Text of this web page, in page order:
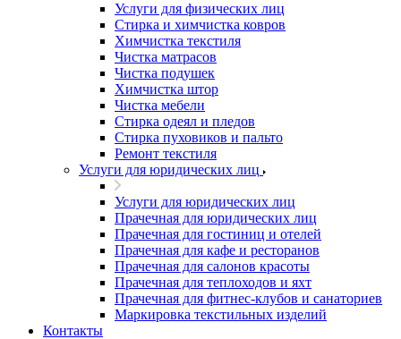
Услуги для физических лиц
Стирка и химчистка ковров
Химчистка текстиля
Чистка матрасов
Чистка подушек
Химчистка штор
Чистка мебели
Cтирка одеял и пледов
Стирка пуховиков и пальто
Ремонт текстиля
Услуги для юридических лиц
Услуги для юридических лиц
Прачечная для юридических лиц
Прачечная для гостиниц и отелей
Прачечная для кафе и ресторанов
Прачечная для салонов красоты
Прачечная для теплоходов и яхт
Прачечная для фитнес-клубов и санаториев
Маркировка текстильных изделий
Контакты